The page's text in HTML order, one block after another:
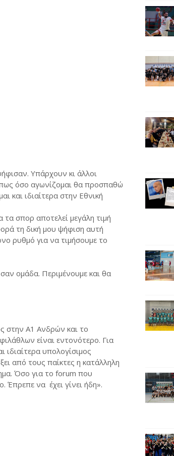
Υπάρχουν κι άλλοι
όσο αγωνίζομαι θα προσπαθώ
και ιδιαίτερα στην Εθνική
σπορ αποτελεί μεγάλη τιμή
τη δική μου ψήφιση αυτή
ρυθμό για να τιμήσουμε το
ομάδα. Περιμένουμε και θα
στην Α1 Ανδρών και το
είναι εντονότερο. Για
υπολογίσιμος
από τους παίκτες η κατάλληλη
Όσο για το forum που
Έπρεπε να έχει γίνει ήδη».